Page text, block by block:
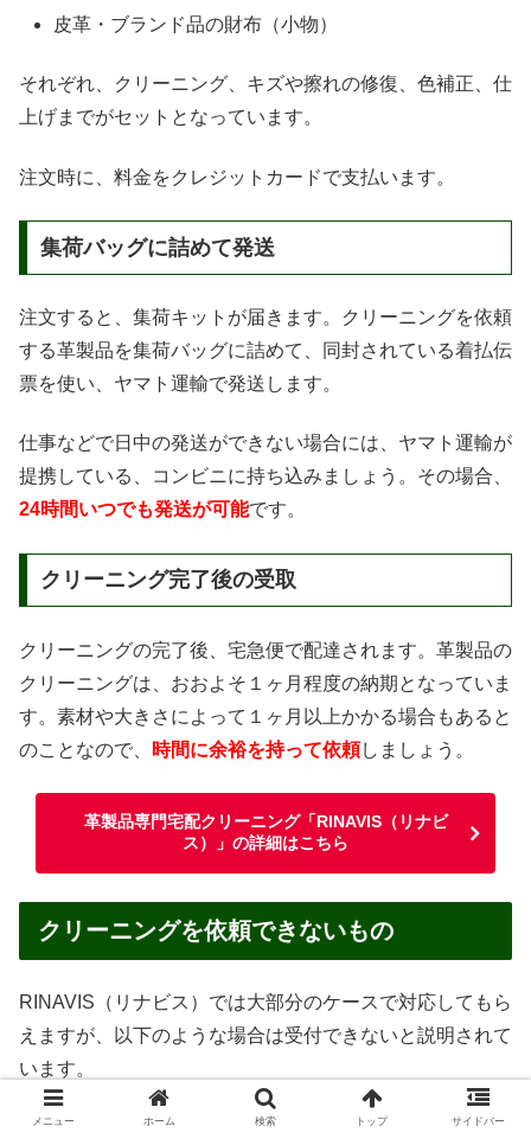
皮革・ブランド品の財布（小物）
それぞれ、クリーニング、キズや擦れの修復、色補正、仕
上げまでがセットとなっています。
注文時に、料金をクレジットカードで支払います。
集荷バッグに詰めて発送
注文すると、集荷キットが届きます。クリーニングを依頼
する革製品を集荷バッグに詰めて、同封されている着払伝
票を使い、ヤマト運輸で発送します。
仕事などで日中の発送ができない場合には、ヤマト運輸が
提携している、コンビニに持ち込みましょう。その場合、
24時間いつでも発送が可能です。
クリーニング完了後の受取
クリーニングの完了後、宅急便で配達されます。革製品の
クリーニングは、おおよそ１ヶ月程度の納期となっていま
す。素材や大きさによって１ヶ月以上かかる場合もあると
のことなので、
時間に余裕を持って依頼しましょう。
革製品専門宅配クリーニング「RINAVIS（リナビ
ス）」の詳細はこちら
クリーニングを依頼できないもの
RINAVIS（リナビス）では大部分のケースで対応してもら
えますが、以下のような場合は受付できないと説明されて
います。
汚物・嘔吐物がついたままのもの
メニュー ホーム 検索 トップ サイドバー